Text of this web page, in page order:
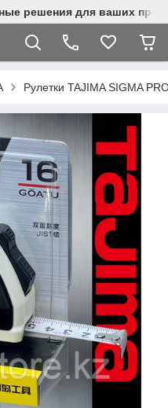
решения для ваших
Рулетки TAJIMA SIGMA